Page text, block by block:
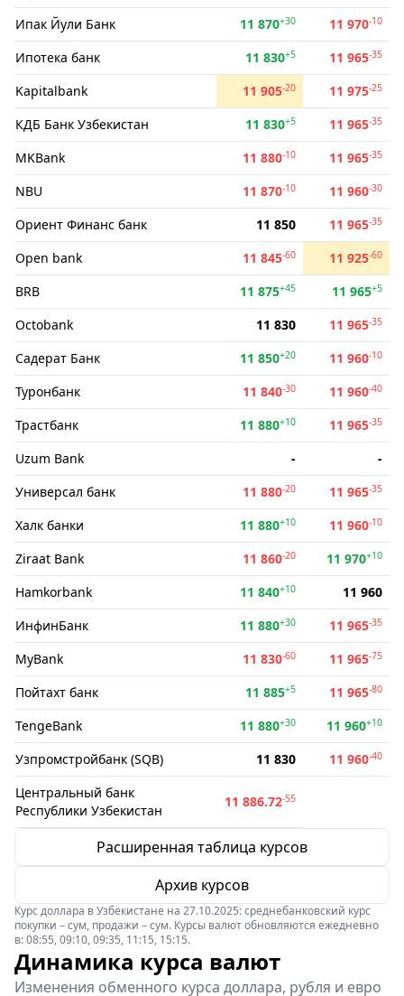
Ипак Йули Банк 11 870+30 11 970-10
Ипотека банк 11 830+5 11 965-35
Kapitalbank 11 905-20 11 975-25
КДБ Банк Узбекистан 11 830+5 11 965-35
MKBank 11 880-10 11 965-35
NBU 11 870-10 11 960-30
Ориент Финанс банк 11 850 11 965-35
Open bank 11 845-60 11 925-60
BRB 11 875+45 11 965+5
Octobank 11 830 11 965-35
Садерат Банк 11 850+20 11 960-10
Туронбанк 11 840-30 11 960-40
Трастбанк 11 880+10 11 965-35
Uzum Bank -
-
Универсал банк
11 880-20 11 965-35
Халк банки 11 880+10 11 960-10
Ziraat Bank 11 860-20 11 970+10
Hamkorbank 11 840+10
11 960
ИнфинБанк
11 880+30 11 965-35
MyBank 11 830-60 11 965-75
Пойтахт банк 11 885+5 11 965-80
TengeBank 11 880+30 11 960+10
Узпромстройбанк (SQB) 11 830 11 960-40
Центральный банк
Республики Узбекистан
11 886.72-55
Расширенная таблица курсов
Архив курсов
Курс доллара в Узбекистане на 27.10.2025: среднебанковский курс
покупки – сум, продажи – сум. Курсы валют обновляются ежедневно
в: 08:55, 09:10, 09:35, 11:15, 15:15.
Динамика курса валют
Изменения обменного курса доллара, рубля и евро